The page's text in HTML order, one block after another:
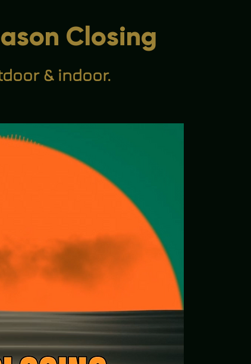
Closing
& indoor.